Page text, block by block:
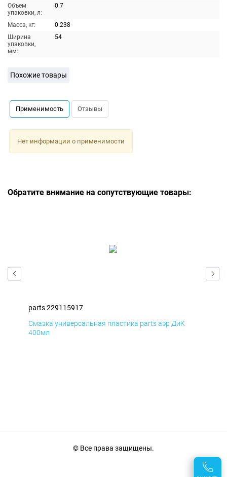
Объем
упаковки, л:
0.7
Масса, кг:
0.238
Ширина
упаковки,
мм:
54
Похожие товары
Применимость Отзывы
Нет информации о применимости
Обратите внимание на сопутствующие товары:
parts 229115917
Смазка универсальная пластика parts аэр ДиК
400мл
© Все права защищены.